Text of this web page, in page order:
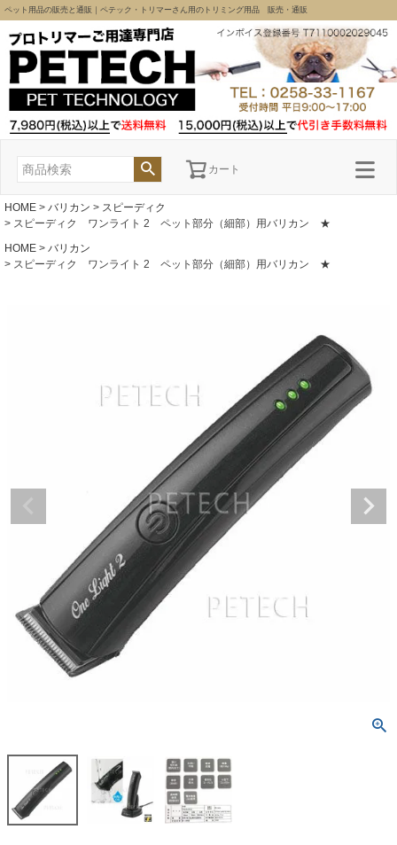
ペット用品の販売と通販｜ペテック・トリマーさん用のトリミング用品 販売・通販
カート
HOME バリカン
スピーディク
スピーディク ワンライト 2 ペット部分（細部）用バリカン ★
HOME
バリカン
スピーディク ワンライト 2 ペット部分（細部）用バリカン ★